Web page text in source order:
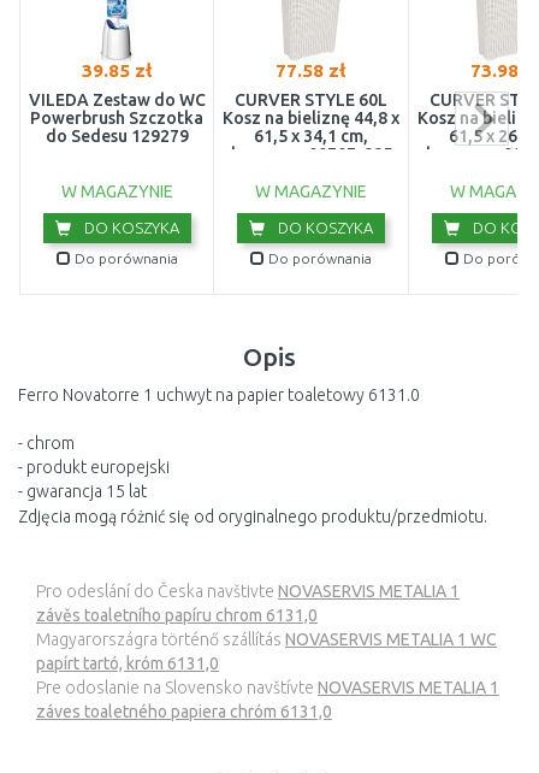
39.85 zł
VILEDA Zestaw do WC
Powerbrush Szczotka
do Sedesu 129279
W MAGAZYNIE
DO KOSZYKA
Do porównania
77.58 zł
CURVER STYLE 60L
Kosz na bieliznę 44,8 x
61,5 x 34,1 cm,
kremowy 00707-885
W MAGAZYNIE
DO KOSZYKA
Do porównania
73.98
CURVER
Kosz na
61,5 x 26,5
kremowy
W
DO
Do
Opis
Ferro Novatorre 1 uchwyt na papier toaletowy 6131.0
- chrom
- produkt europejski
- gwarancja 15 lat
Zdjęcia mogą różnić się od oryginalnego produktu/przedmiotu.
Pro odeslání do Česka navštivte NOVASERVIS METALIA 1
závěs toaletního papíru chrom 6131,0
Magyarországra történő szállítás NOVASERVIS METALIA 1 WC
papírt tartó, króm 6131,0
Pre odoslanie na Slovensko navštívte NOVASERVIS METALIA 1
záves toaletného papiera chróm 6131,0